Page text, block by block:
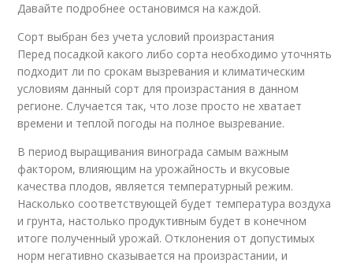
Давайте подробнее остановимся на каждой.
Сорт выбран без учета условий произрастания
Перед посадкой какого либо сорта необходимо уточнять
подходит ли по срокам вызревания и климатическим
условиям данный сорт для произрастания в данном
регионе. Случается так, что лозе просто не хватает
времени и теплой погоды на полное вызревание.
В период выращивания винограда самым важным
фактором, влияющим на урожайность и вкусовые
качества плодов, является температурный режим.
Насколько соответствующей будет температура воздуха
и грунта, настолько продуктивным будет в конечном
итоге полученный урожай. Отклонения от допустимых
норм негативно сказывается на произрастании, и